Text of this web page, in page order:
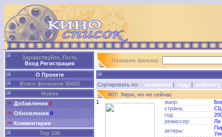
Здравствуйте, Гость
Вход Регистрация
О Проекте
Всего фильмов 36002
Новое
Добавления 0
Обновления 0
Комментарии 0
Top 100
Название фильма:
Сортировать по: названию | году | рейтингу
007: Умри, но не сейчас
1
жанр:
страна:
год:
режиссер:
Ли
актеры: